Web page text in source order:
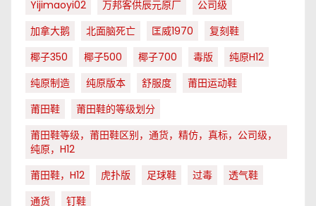
Yijimaoyi02 万邦客供辰元原厂
公司级
加拿大鹅
北面脑死亡 匡威1970
复刻鞋
椰子350
椰子500 椰子700 毒版
纯原H12
纯原制造
纯原版本 舒服度
莆田运动鞋
莆田鞋
莆田鞋的等级划分
莆田鞋等级，莆田鞋区别，通货，精仿，真标，公司级，
纯原，H12
莆田鞋，H12
虎扑版 足球鞋 过毒
透气鞋
通货
钉鞋